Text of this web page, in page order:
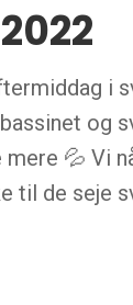
i
og
💦 Vi
til de seje